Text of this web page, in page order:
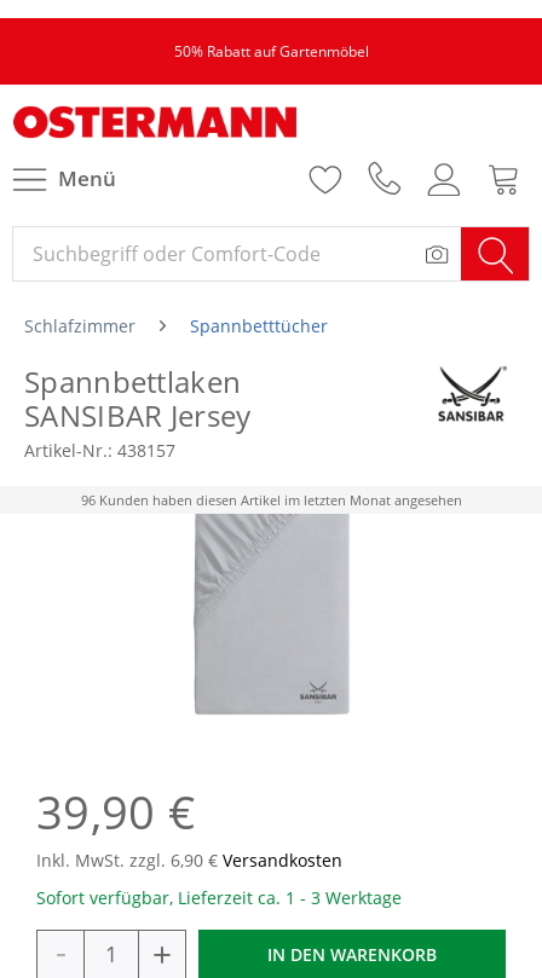
50% Rabatt auf Gartenmöbel
Menü
Schlafzimmer Spannbetttücher
Spannbettlaken
SANSIBAR Jersey
Artikel-Nr.: 438157
96 Kunden haben diesen Artikel im letzten Monat angesehen
39,90 €
Inkl. MwSt. zzgl. 6,90 € Versandkosten
Sofort verfügbar, Lieferzeit ca. 1 - 3 Werktage
- + IN DEN WARENKORB